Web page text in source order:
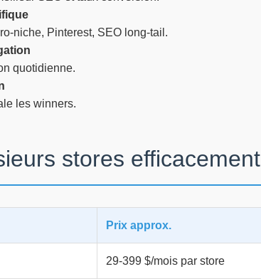
niche, Pinterest, SEO long-tail.
quotidienne.
les winners.
stores efficacement
Prix approx.
29-399 $/mois par store